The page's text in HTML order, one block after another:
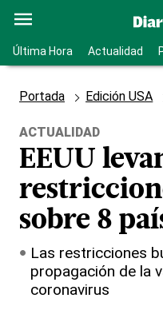
Última Hora Actualidad
Portada Edición USA
ACTUALIDAD
EEUU
sobre 8
Las restricciones
propagación de la
coronavirus